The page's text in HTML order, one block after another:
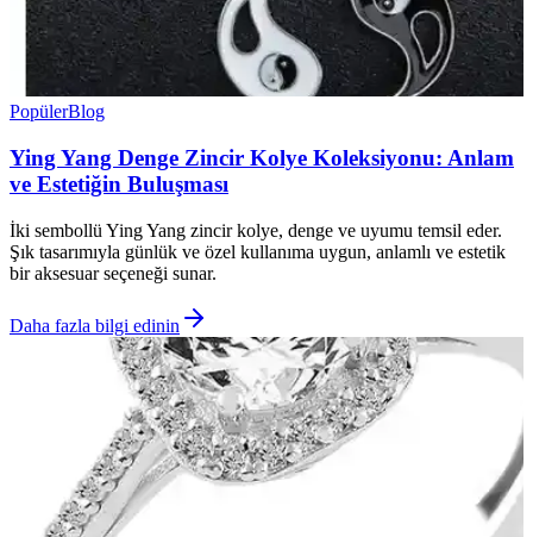
PopülerBlog
Ying Yang Denge Zincir Kolye Koleksiyonu: Anlam
ve Estetiğin Buluşması
İki sembollü Ying Yang zincir kolye, denge ve uyumu temsil eder.
Şık tasarımıyla günlük ve özel kullanıma uygun, anlamlı ve estetik
bir aksesuar seçeneği sunar.
Daha fazla bilgi edinin